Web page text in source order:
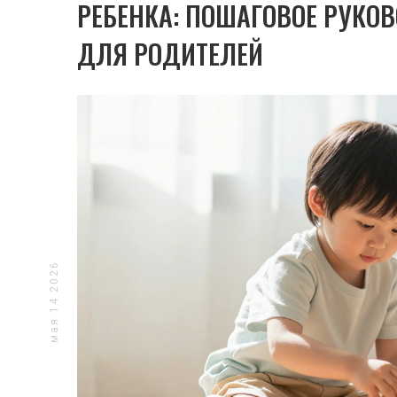
РЕБЕНКА: ПОШАГОВОЕ
ДЛЯ РОДИТЕЛЕЙ
мая 14 2026
ПРОБЛЕМЫ ПОВЕДЕНИЯ
Как Понять, Что У Ребенка Есть
проблемы у детей: тревожные
признаки, возрастные нормы и когда
Практические советы для родителей.
Статья